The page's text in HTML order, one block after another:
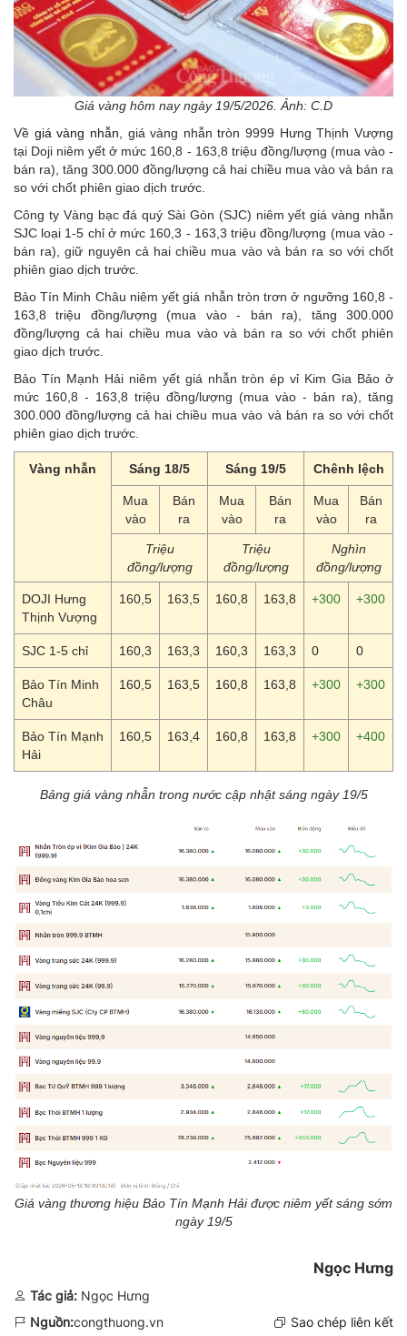
Giá vàng hôm nay ngày 19/5/2026. Ảnh: C.D
Về giá vàng nhẫn , giá vàng nhẫn tròn 9999 Hưng Thịnh Vượng
tại Doji niêm yết ở mức 160,8 - 163,8 triệu đồng/lượng (mua vào -
bán ra), tăng 300.000 đồng/lượng cả hai chiều mua vào và bán ra
so với chốt phiên giao dịch trước.
Công ty Vàng bạc đá quý Sài Gòn (SJC) niêm yết giá vàng nhẫn
SJC loại 1-5 chỉ ở mức 160,3 - 163,3 triệu đồng/lượng (mua vào -
bán ra), giữ nguyên cả hai chiều mua vào và bán ra so với chốt
phiên giao dịch trước.
Bảo Tín Minh Châu niêm yết giá nhẫn tròn trơn ở ngưỡng 160,8 -
163,8 triệu đồng/lượng (mua vào - bán ra), tăng 300.000
đồng/lượng cả hai chiều mua vào và bán ra so với chốt phiên
giao dịch trước.
Bảo Tín Mạnh Hải niêm yết giá nhẫn tròn ép vỉ Kim Gia Bảo ở
mức 160,8 - 163,8 triệu đồng/lượng (mua vào - bán ra), tăng
300.000 đồng/lượng cả hai chiều mua vào và bán ra so với chốt
phiên giao dịch trước.
Vàng nhẫn Sáng 18/5 Sáng 19/5 Chênh lệch
Mua
vào
Bán
ra
Mua
vào
Bán
ra
Mua
vào
Bán
ra
Triệu
đồng/lượng
Triệu
đồng/lượng
Nghìn
đồng/lượng
DOJI Hưng
Thịnh Vượng
160,5 163,5 160,8 163,8 +300 +300
SJC 1-5 chỉ 160,3 163,3 160,3 163,3 0 0
Bảo Tín Minh
Châu
160,5 163,5 160,8 163,8 +300 +300
Bảo Tín Mạnh
Hải
160,5 163,4 160,8 163,8 +300 +400
Bảng giá vàng nhẫn trong nước cập nhật sáng ngày 19/5
Giá vàng thương hiệu Bảo Tín Mạnh Hải được niêm yết sáng sớm
ngày 19/5
Ngọc Hưng
Tác giả: Ngọc Hưng
Nguồn:congthuong.vn Sao chép liên kết